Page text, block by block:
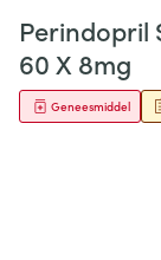
Perindopril
60 X 8mg
Geneesmiddel